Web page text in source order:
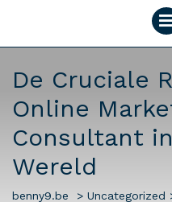
De Cruciale
Online
Consultant
Wereld
benny9.be > Uncategorized